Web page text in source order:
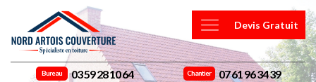
Devis Gratuit
Bureau 03 59 28 10 64 Chantier 07 61 96 34 39